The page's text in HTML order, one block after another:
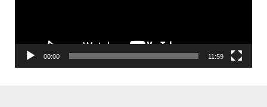
00:00 11:59